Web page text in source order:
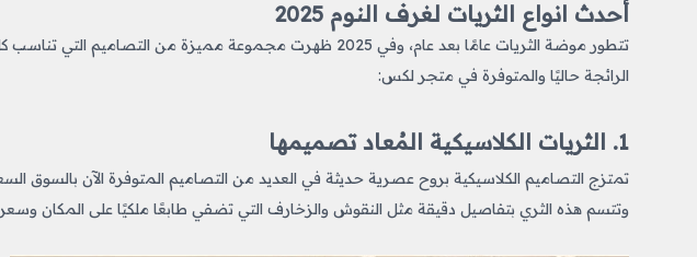
أحدث انواع الثريات لغرف النوم 2025
تتطور موضة الثريات عامًا بعد عام، وفي 2025 ظهرت مجموعة مميزة من
الرائجة حاليًا والمتوفرة في متجر لكس:
1. الثريات الكلاسيكية المُعاد تصميمها
تمتزج التصاميم الكلاسيكية بروح عصرية حديثة في العديد من التصاميم المتوفرة الآن بالسوق
وتتسم هذه الثري بتفاصيل دقيقة مثل النقوش والزخارف التي تضفي طابعًا ملكيًا على المكان وسعرها 3404 ريال